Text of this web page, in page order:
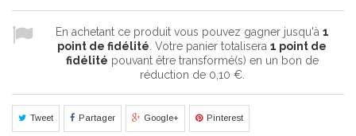
En achetant ce produit vous pouvez gagner jusqu'à 1
point de fidélité . Votre panier totalisera 1 point de
fidélité pouvant être transformé(s) en un bon de
réduction de 0,10 €.
Tweet Partager Google+ Pinterest